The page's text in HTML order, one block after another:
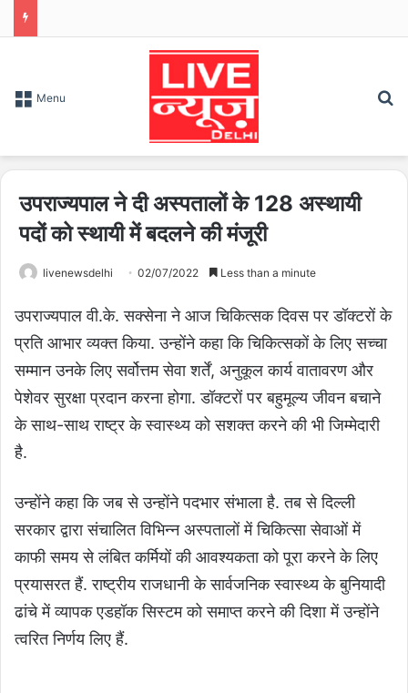
Menu
उपराज्यपाल ने दी अस्पतालों के 128 अस्थायी
पदों को स्थायी में बदलने की मंजूरी
livenewsdelhi 02/07/2022 Less than a minute
उपराज्यपाल वी.के. सक्सेना ने आज चिकित्सक दिवस पर डॉक्टरों के
प्रति आभार व्यक्त किया. उन्होंने कहा कि चिकित्सकों के लिए सच्चा
सम्मान उनके लिए सर्वोत्तम सेवा शर्तें, अनुकूल कार्य वातावरण और
पेशेवर सुरक्षा प्रदान करना होगा. डॉक्टरों पर बहुमूल्य जीवन बचाने
के साथ-साथ राष्ट्र के स्वास्थ्य को सशक्त करने की भी जिम्मेदारी
है.
उन्होंने कहा कि जब से उन्होंने पदभार संभाला है. तब से दिल्ली
सरकार द्वारा संचालित विभिन्न अस्पतालों में चिकित्सा सेवाओं में
काफी समय से लंबित कर्मियों की आवश्यकता को पूरा करने के लिए
प्रयासरत हैं. राष्ट्रीय राजधानी के सार्वजनिक स्वास्थ्य के बुनियादी
ढांचे में व्यापक एडहॉक सिस्टम को समाप्त करने की दिशा में उन्होंने
त्वरित निर्णय लिए हैं.